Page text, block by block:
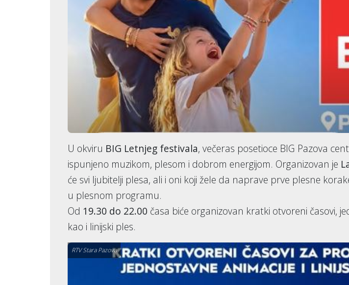
U okviru BIG Letnjeg festivala, večeras posetioce BIG Pazova
ispunjeno muzikom, plesom i dobrom energijom. Organizovan je
će svi ljubitelji plesa, ali i oni koji žele da naprave prve plesne
u plesnom programu.
Od 19.30 do 22.00 časa biće organizovan kratki otvoreni časovi,
kao i linijski ples.
RTV Stara Pazova